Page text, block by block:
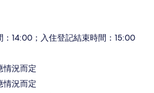
：14:00；入住登記結束時間：15:00
情況而定
情況而定